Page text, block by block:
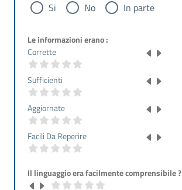
Si No In parte
Le informazioni erano :
Corrette
Sufficienti
Aggiornate
Facili Da Reperire
Il linguaggio era facilmente comprensibile ?